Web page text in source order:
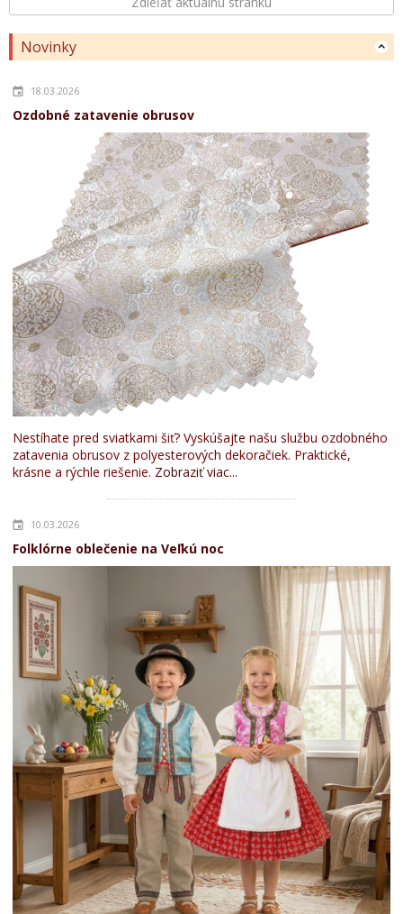
Novinky
18.03.2026
Ozdobné zatavenie obrusov
Nestíhate pred sviatkami šiť? Vyskúšajte našu službu ozdobného
zatavenia obrusov z polyesterových dekoračiek. Praktické,
krásne a rýchle riešenie. Zobraziť viac...
10.03.2026
Folklórne oblečenie na Veľkú noc